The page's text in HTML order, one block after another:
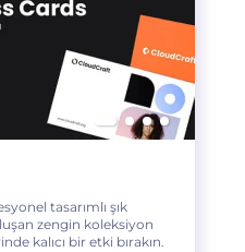
tasarımlı şık
zengin koleksiyon
kalıcı bir etki bırakın.